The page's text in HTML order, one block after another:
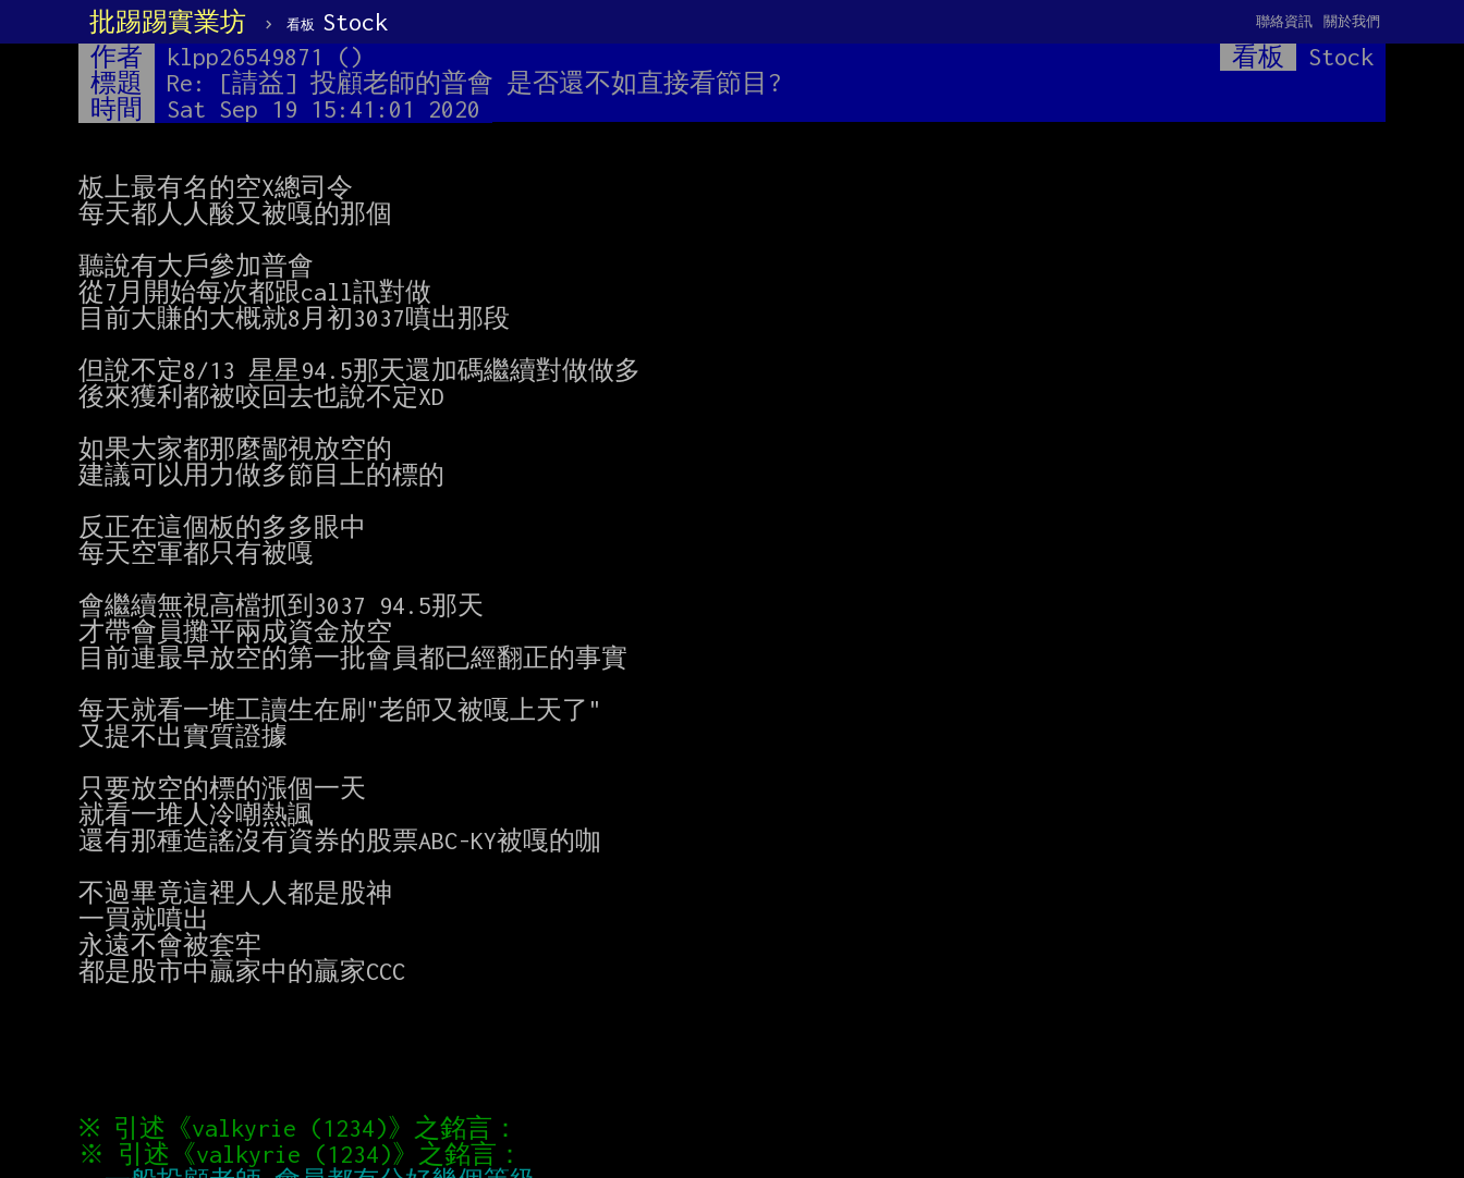
批踢踢實業坊 › 看板 Stock 關於我們
聯絡資訊
作者 klpp26549871 () 看板
Stock
標題
Re: [請益] 投顧老師的普會 是否還不如直接看節目?
時間
Sat Sep 19 15:41:01 2020
板上最有名的空X總司令
每天都人人酸又被嘎的那個
聽說有大戶參加普會
從7月開始每次都跟call訊對做
目前大賺的大概就8月初3037噴出那段
但說不定8/13 星星94.5那天還加碼繼續對做做多
後來獲利都被咬回去也說不定XD
如果大家都那麼鄙視放空的
建議可以用力做多節目上的標的
反正在這個板的多多眼中
每天空軍都只有被嘎
會繼續無視高檔抓到3037 94.5那天
才帶會員攤平兩成資金放空
目前連最早放空的第一批會員都已經翻正的事實
每天就看一堆工讀生在刷"老師又被嘎上天了"
又提不出實質證據
只要放空的標的漲個一天
就看一堆人冷嘲熱諷
還有那種造謠沒有資券的股票ABC-KY被嘎的咖
不過畢竟這裡人人都是股神
一買就噴出
永遠不會被套牢
都是股市中贏家中的贏家CCC